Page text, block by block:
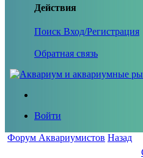
Действия
Поиск Вход/Регистрация
Обратная связь
Войти
Форум Аквариумистов Назад